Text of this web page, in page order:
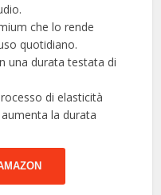
che lo rende
quotidiano.
una durata testata di
di elasticità
la durata